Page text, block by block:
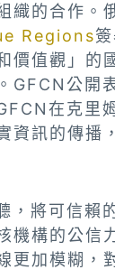
織的合作。
Regions
價值觀」的
GFCN公開
在克里
資訊的傳播
，將可信賴
機構的公信
更加模糊，